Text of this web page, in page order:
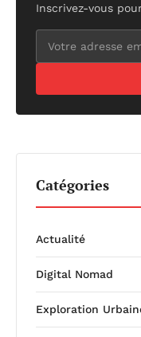
Inscrivez-vous
Catégories
Actualité
Digital Nomad
Exploration